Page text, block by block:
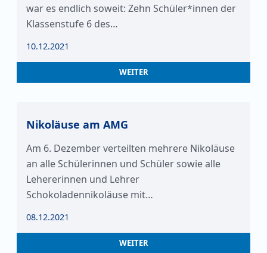
war es endlich soweit: Zehn Schüler*innen der
Klassenstufe 6 des…
10.12.2021
WEITER
Nikoläuse am AMG
Am 6. Dezember verteilten mehrere Nikoläuse
an alle Schülerinnen und Schüler sowie alle
Lehererinnen und Lehrer
Schokoladennikoläuse mit…
08.12.2021
WEITER